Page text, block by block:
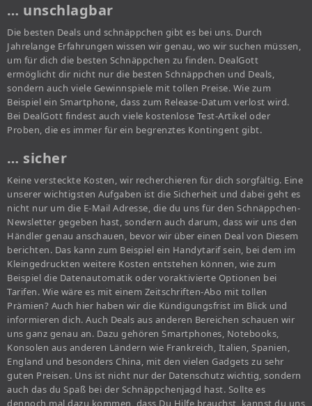
… unschlagbar
Die besten Deals und schnäppchen gibt es bei uns. Durch
Jahrelange Erfahrungen wissen wir genau, wo wir suchen müssen,
um für dich die besten Schnäppchen zu finden. DealGott
ermöglicht dir nicht nur die besten Schnäppchen und Deals,
sondern auch viele Gewinnspiele mit tollen Preise. Wie zum
Beispiel ein Smartphone, dass zum Release-Datum verlost wird.
Bei DealGott findest auch viele kostenlose Test-Artikel oder
Proben, die es immer für ein begrenztes Kontingent gibt.
… sicher
Keine versteckte Kosten, wir recherchieren für dich sorgfältig. Eine
unserer wichtigsten Aufgaben ist die Sicherheit und dabei geht es
nicht nur um die E-Mail Adresse, die du uns für den Schnäppchen-
Newsletter gegeben hast, sondern auch darum, dass wir uns den
Händler genau anschauen, bevor wir über einen Deal von Diesem
berichten. Das kann zum Beispiel ein Handytarif sein, bei dem im
Kleingedruckten weitere Kosten entstehen können, wie zum
Beispiel die Datenautomatik oder voraktivierte Optionen bei
Tarifen. Wie wäre es mit einem Zeitschriften-Abo mit tollen
Prämien? Auch hier haben wir die Kündigungsfrist im Blick und
informieren dich. Auch Deals aus anderen Bereichen schauen wir
uns ganz genau an. Dazu gehören Smartphones, Notebooks,
Konsolen aus anderen Ländern wie Frankreich, Italien, Spanien,
England und besonders China, mit den vielen Gadgets zu sehr
guten Preisen. Uns ist nicht nur der Datenschutz wichtig, sondern
auch das du Spaß bei der Schnäppchenjagd hast. Sollte es
dennoch mal dazu kommen, dass Du Hilfe brauchst, kannst du uns